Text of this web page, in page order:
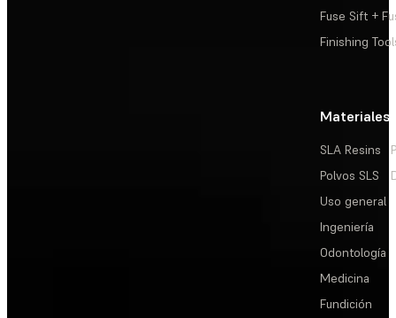
Fuse Sift +
Finishing
Materiales
SLA Resins
Polvos SLS
Uso general
Ingeniería
Odontología
Medicina
Fundición